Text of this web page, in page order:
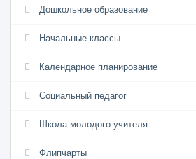
Дошкольное образование
Начальные классы
Календарное планирование
Социальный педагог
Школа молодого учителя
Флипчарты